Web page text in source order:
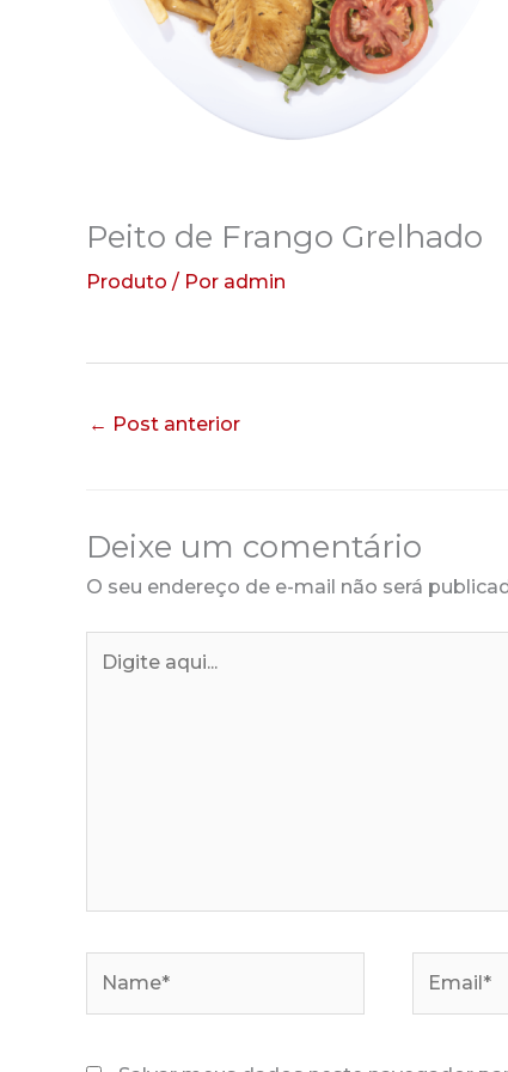
Peito de Frango Grelhado
Produto / Por admin
← Post anterior
Deixe um comentário
O seu endereço de e-mail não será
aqui...